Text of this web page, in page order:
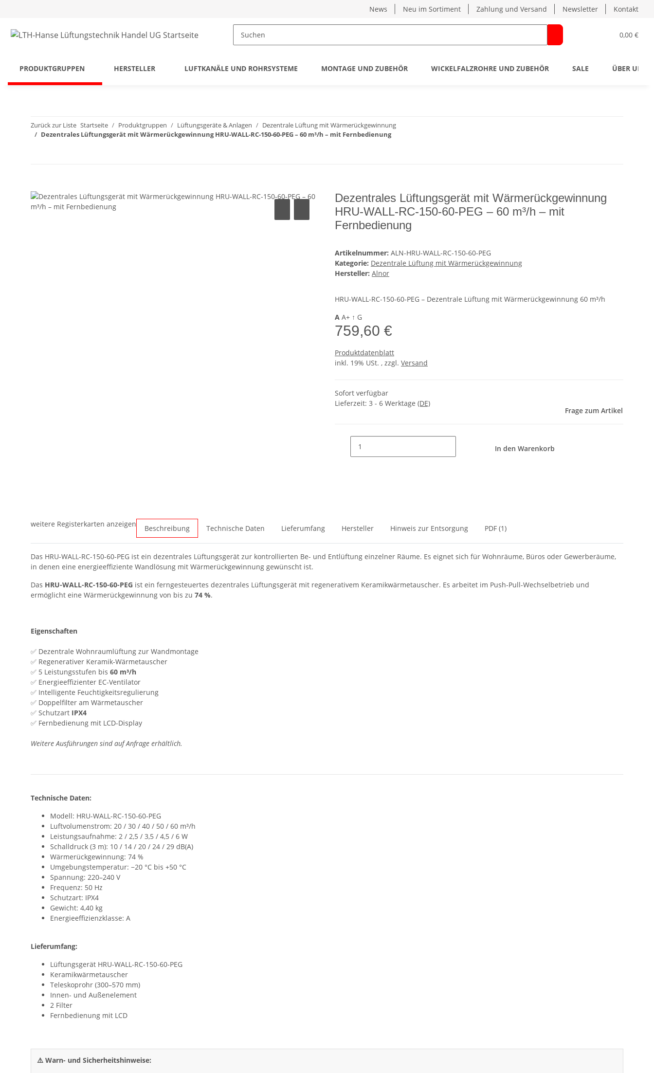
News Neu im Sortiment Zahlung und Versand Newsletter Kontakt
0,00 €
PRODUKTGRUPPEN HERSTELLER LUFTKANÄLE UND ROHRSYSTEME MONTAGE UND ZUBEHÖR WICKELFALZROHRE UND ZUBEHÖR SALE ÜBER UNS
Zurück zur Liste Startseite Produktgruppen Lüftungsgeräte & Anlagen
Dezentrale Lüftung mit Wärmerückgewinnung
Dezentrales Lüftungsgerät mit Wärmerückgewinnung HRU-WALL-RC-150-60-PEG – 60 m³/h – mit Fernbedienung
Dezentrales Lüftungsgerät mit Wärmerückgewinnung
HRU-WALL-RC-150-60-PEG – 60 m³/h – mit
Fernbedienung
Artikelnummer: ALN-HRU-WALL-RC-150-60-PEG
Kategorie: Dezentrale Lüftung mit Wärmerückgewinnung
Hersteller: Alnor
HRU-WALL-RC-150-60-PEG – Dezentrale Lüftung mit Wärmerückgewinnung 60 m³/h
A A+ ↑ G
759,60 €
Produktdatenblatt
inkl. 19% USt. , zzgl. Versand
Sofort verfügbar
Lieferzeit: 3 - 6 Werktage (DE)
Frage zum Artikel
In den Warenkorb
weitere Registerkarten anzeigen Beschreibung Technische Daten Lieferumfang Hersteller Hinweis zur Entsorgung PDF (1)
Das HRU-WALL-RC-150-60-PEG ist ein dezentrales Lüftungsgerät zur kontrollierten Be- und Entlüftung einzelner Räume. Es eignet sich für Wohnräume, Büros oder Gewerberäume,
in denen eine energieeffiziente Wandlösung mit Wärmerückgewinnung gewünscht ist.
Das HRU-WALL-RC-150-60-PEG ist ein ferngesteuertes dezentrales Lüftungsgerät mit regenerativem Keramikwärmetauscher. Es arbeitet im Push-Pull-Wechselbetrieb und
ermöglicht eine Wärmerückgewinnung von bis zu 74 %.
Eigenschaften
✅ Dezentrale Wohnraumlüftung zur Wandmontage
✅ Regenerativer Keramik-Wärmetauscher
✅ 5 Leistungsstufen bis 60 m³/h
✅ Energieeffizienter EC-Ventilator
✅ Intelligente Feuchtigkeitsregulierung
✅ Doppelfilter am Wärmetauscher
✅ Schutzart IPX4
✅ Fernbedienung mit LCD-Display
Weitere Ausführungen sind auf Anfrage erhältlich.
Technische Daten:
Modell: HRU-WALL-RC-150-60-PEG
Luftvolumenstrom: 20 / 30 / 40 / 50 / 60 m³/h
Leistungsaufnahme: 2 / 2,5 / 3,5 / 4,5 / 6 W
Schalldruck (3 m): 10 / 14 / 20 / 24 / 29 dB(A)
Wärmerückgewinnung: 74 %
Umgebungstemperatur: −20 °C bis +50 °C
Spannung: 220–240 V
Frequenz: 50 Hz
Schutzart: IPX4
Gewicht: 4,40 kg
Energieeffizienzklasse: A
Lieferumfang:
Lüftungsgerät HRU-WALL-RC-150-60-PEG
Keramikwärmetauscher
Teleskoprohr (300–570 mm)
Innen- und Außenelement
2 Filter
Fernbedienung mit LCD
⚠️ Warn- und Sicherheitshinweise: